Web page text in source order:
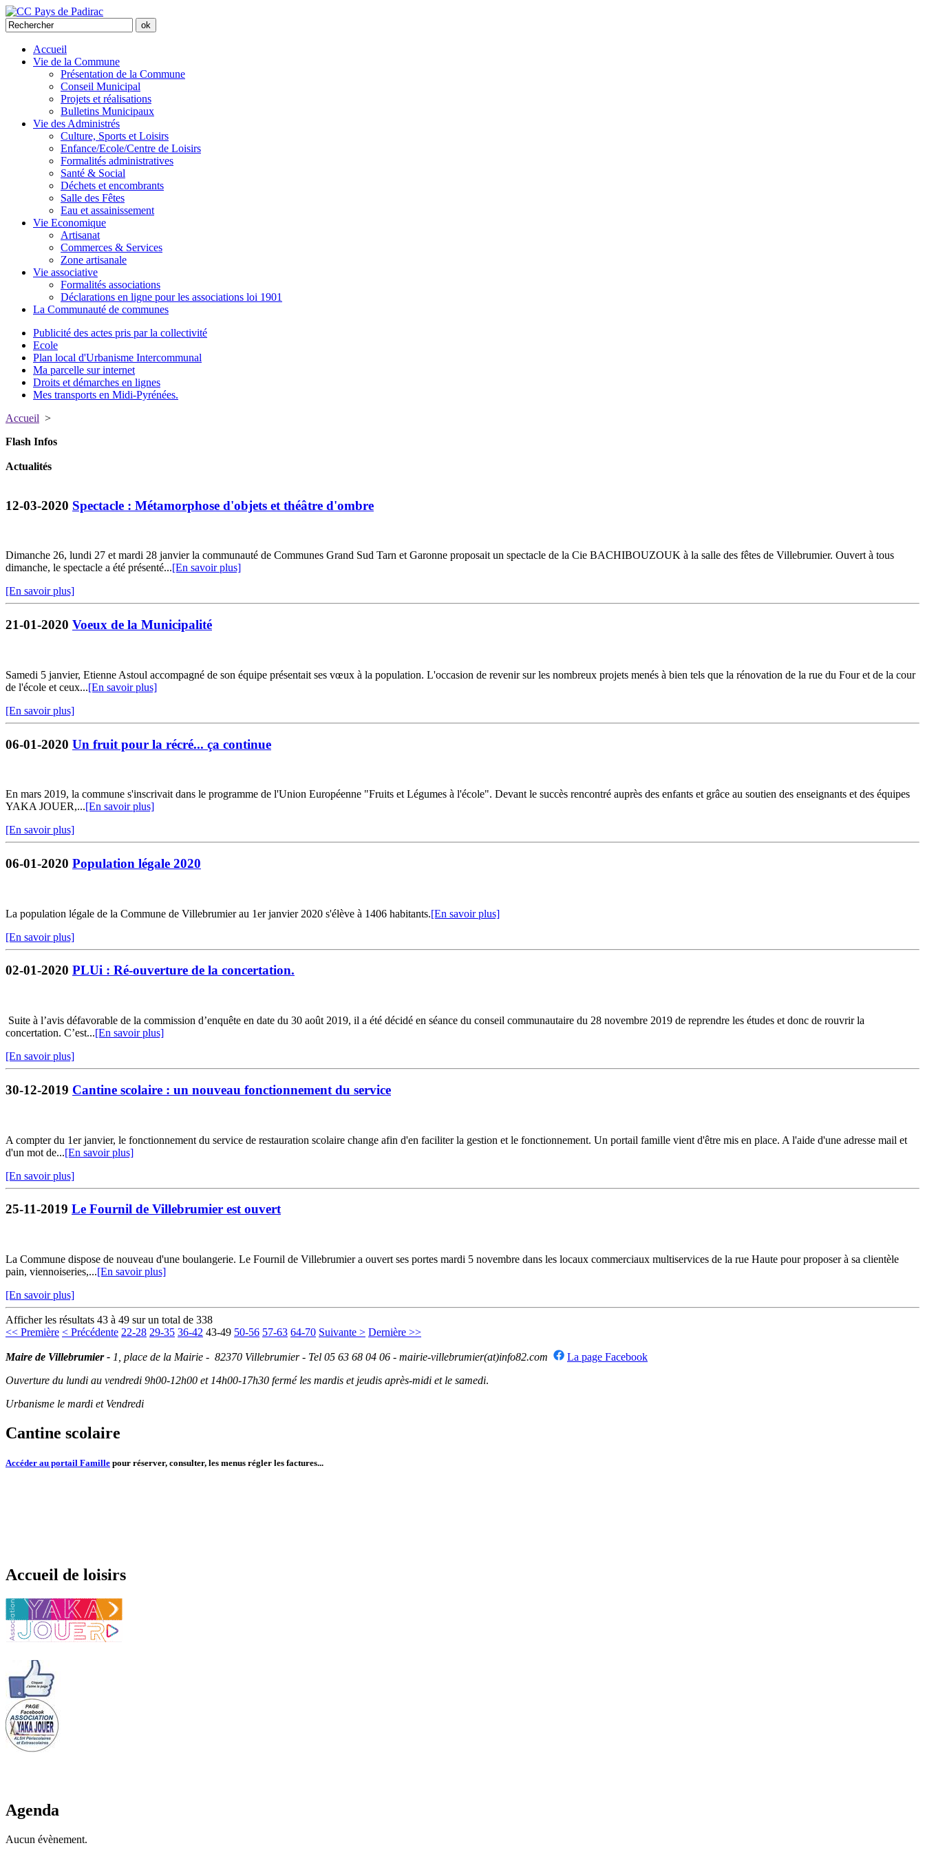
Accueil
Vie de la Commune
Présentation de la Commune
Conseil Municipal
Projets et réalisations
Bulletins Municipaux
Vie des Administrés
Culture, Sports et Loisirs
Enfance/Ecole/Centre de Loisirs
Formalités administratives
Santé & Social
Déchets et encombrants
Salle des Fêtes
Eau et assainissement
Vie Economique
Artisanat
Commerces & Services
Zone artisanale
Vie associative
Formalités associations
Déclarations en ligne pour les associations loi 1901
La Communauté de communes
Publicité des actes pris par la collectivité
Ecole
Plan local d'Urbanisme Intercommunal
Ma parcelle sur internet
Droits et démarches en lignes
Mes transports en Midi-Pyrénées.
Accueil >
Flash Infos
Actualités
12-03-2020 Spectacle : Métamorphose d'objets et théâtre d'ombre
Dimanche 26, lundi 27 et mardi 28 janvier la communauté de Communes Grand Sud Tarn et Garonne proposait un spectacle de la Cie BACHIBOUZOUK à la salle des fêtes de Villebrumier. Ouvert à tous
dimanche, le spectacle a été présenté...[En savoir plus]
[En savoir plus]
21-01-2020 Voeux de la Municipalité
Samedi 5 janvier, Etienne Astoul accompagné de son équipe présentait ses vœux à la population. L'occasion de revenir sur les nombreux projets menés à bien tels que la rénovation de la rue du Four et de la cour
de l'école et ceux...[En savoir plus]
[En savoir plus]
06-01-2020 Un fruit pour la récré... ça continue
En mars 2019, la commune s'inscrivait dans le programme de l'Union Européenne "Fruits et Légumes à l'école". Devant le succès rencontré auprès des enfants et grâce au soutien des enseignants et des équipes
YAKA JOUER,...[En savoir plus]
[En savoir plus]
06-01-2020 Population légale 2020
La population légale de la Commune de Villebrumier au 1er janvier 2020 s'élève à 1406 habitants.[En savoir plus]
[En savoir plus]
02-01-2020 PLUi : Ré-ouverture de la concertation.
Suite à l’avis défavorable de la commission d’enquête en date du 30 août 2019, il a été décidé en séance du conseil communautaire du 28 novembre 2019 de reprendre les études et donc de rouvrir la
concertation. C’est...[En savoir plus]
[En savoir plus]
30-12-2019 Cantine scolaire : un nouveau fonctionnement du service
A compter du 1er janvier, le fonctionnement du service de restauration scolaire change afin d'en faciliter la gestion et le fonctionnement. Un portail famille vient d'être mis en place. A l'aide d'une adresse mail et
d'un mot de...[En savoir plus]
[En savoir plus]
25-11-2019 Le Fournil de Villebrumier est ouvert
La Commune dispose de nouveau d'une boulangerie. Le Fournil de Villebrumier a ouvert ses portes mardi 5 novembre dans les locaux commerciaux multiservices de la rue Haute pour proposer à sa clientèle
pain, viennoiseries,...[En savoir plus]
[En savoir plus]
Afficher les résultats 43 à 49 sur un total de 338
<< Première < Précédente 22-28 29-35 36-42 43-49 50-56 57-63 64-70 Suivante > Dernière >>
Maire de Villebrumier - 1, place de la Mairie - 82370 Villebrumier - Tel 05 63 68 04 06 - mairie-villebrumier(at)info82.com
La page Facebook
Ouverture du lundi au vendredi 9h00-12h00 et 14h00-17h30 fermé les mardis et jeudis après-midi et le samedi.
Urbanisme le mardi et Vendredi
Cantine scolaire
Accéder au portail Famille pour réserver, consulter, les menus régler les factures...
Accueil de loisirs
Agenda
Aucun évènement.